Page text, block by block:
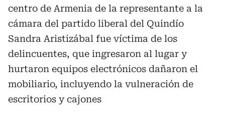
centro de Armenia de la representante a la
cámara del partido liberal del Quindío
Sandra Aristizábal fue víctima de los
delincuentes, que ingresaron al lugar y
hurtaron equipos electrónicos dañaron el
mobiliario, incluyendo la vulneración de
escritorios y cajones